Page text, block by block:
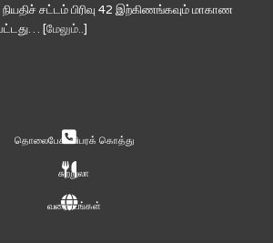
சட்டம் பிரிவு 42 இற்கிணங்கவும் மாகாண
[மேலும்..]
தொலைபேசி விபரக் கொத்து
சுற்றுலா
வரைபடங்கள்